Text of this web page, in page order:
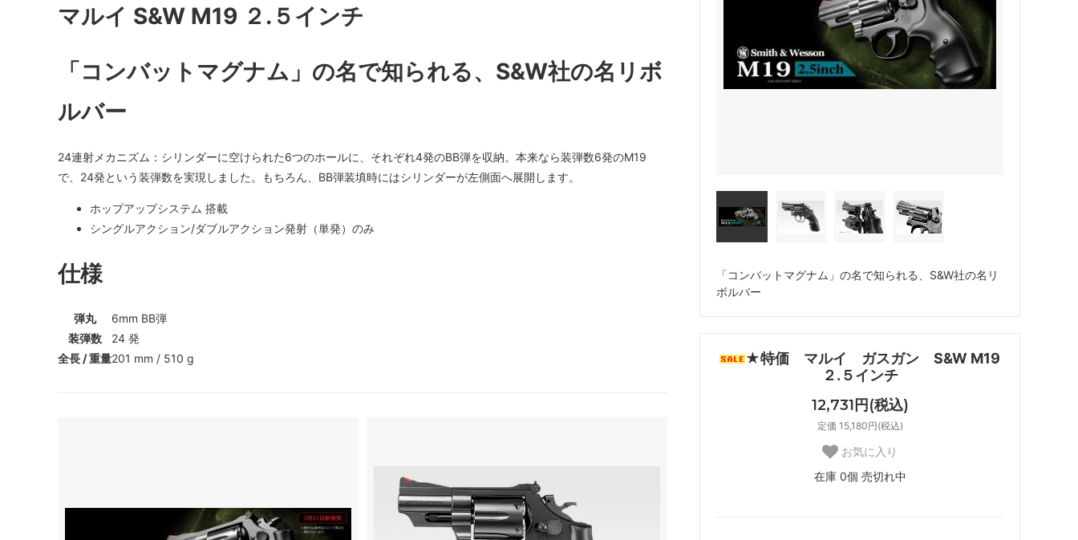
「コンバットマグナム」の名で知られる、S&W社の名リ
ボルバー
★特価 マルイ ガスガン S&W M19
２.５インチ
12,731円(税込)
定価 15,180円(税込)
お気に入り
在庫 0個 売切れ中
マルイ S&W M19 ２.５インチ
「コンバットマグナム」の名で知られる、S&W社の名リボ
ルバー
24連射メカニズム：シリンダーに空けられた6つのホールに、それぞれ4発のBB弾を収納。本来なら装弾数6発のM19
で、24発という装弾数を実現しました。もちろん、BB弾装填時にはシリンダーが左側面へ展開します。
ホップアップシステム 搭載
シングルアクション/ダブルアクション発射（単発）のみ
仕様
弾丸
6mm BB弾
装弾数
24 発
全長 / 重量201 mm / 510 g